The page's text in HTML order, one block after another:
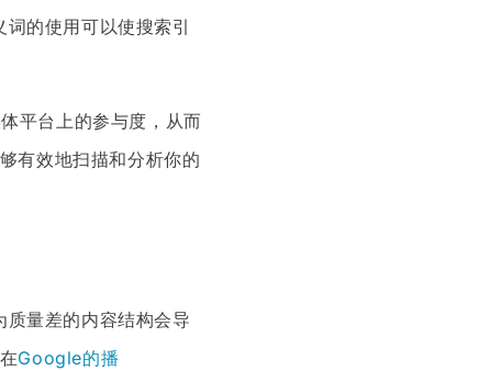
的使用可以使搜索引
平台上的参与度，从而
有效地扫描和分析你的
量差的内容结构会导
Google的播